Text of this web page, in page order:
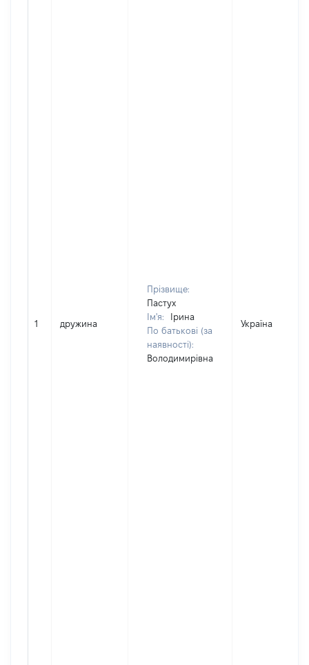
1 дружина
Прізвище:
Пастух
Ім'я:
Ірина
По батькові (за
наявності):
Володимирівна
Україна